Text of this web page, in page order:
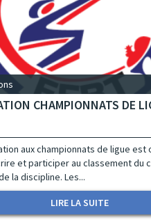
CHAMPIONNATS DE
aux championnats de ligue est
et participer au classement du
la discipline. Les...
LIRE LA SUITE